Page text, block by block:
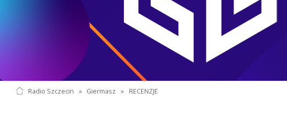
Radio Szczecin » Giermasz » RECENZJE